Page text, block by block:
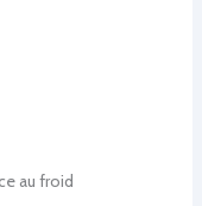
au froid